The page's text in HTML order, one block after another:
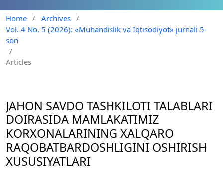
Home / Archives /
Vol. 4 No. 5 (2026): «Muhandislik va Iqtisodiyot» jurnali 5-
son
/
Articles
JAHON SAVDO TASHKILOTI TALABLARI
DOIRASIDA MAMLAKATIMIZ
KORXONALARINING XALQARO
RAQOBATBARDOSHLIGINI OSHIRISH
XUSUSIYATLARI